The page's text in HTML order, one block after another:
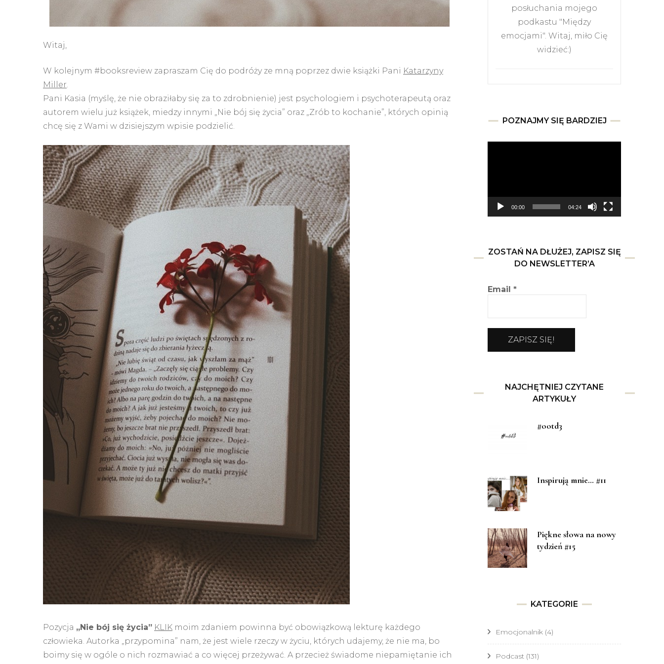
Witaj,
W kolejnym #booksreview zapraszam Cię do podróży ze mną poprzez dwie książki Pani Katarzyny
Miller
Pani Kasia (myślę, że nie obraziłaby się za to zdrobnienie) jest psychologiem i psychoterapeutą oraz
autorem wielu już książek, miedzy innymi „Nie bój się życia” oraz „Zrób to kochanie”, których opinią
chcę się z Wami w dzisiejszym wpisie podzielić.
Pozycja „Nie bój się życia” KLIK moim zdaniem powinna być obowiązkową lekturę każdego
człowieka. Autorka „przypomina” nam, że jest wiele rzeczy w życiu, których udajemy, że nie ma, bo
boimy się w ogóle o nich rozmawiać a co więcej przeżywać. A przecież świadome niepamiętanie ich
posłuchania mojego
podkastu "Między
emocjami". Witaj, miło Cię
widzieć:)
POZNAJMY SIĘ BARDZIEJ
00:00 04:24
ZOSTAŃ NA DŁUŻEJ, ZAPISZ SIĘ
DO NEWSLETTER’A
Email *
NAJCHĘTNIEJ CZYTANE
ARTYKUŁY
#ootd3
Inspirują mnie… #11
Piękne słowa na nowy
tydzień #15
KATEGORIE
Emocjonalnik (4)
Podcast (131)